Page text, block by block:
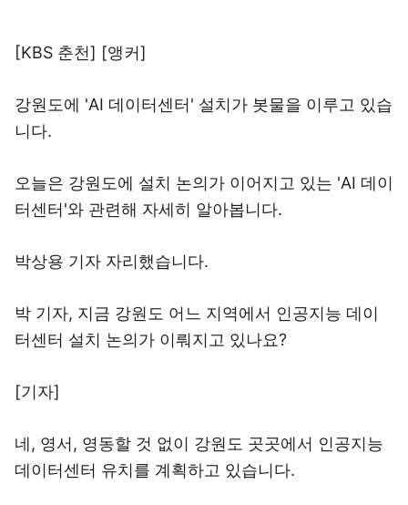
[KBS 춘천] [앵커]
강원도에 'AI 데이터센터' 설치가 봇물을 이루고 있습
니다.
오늘은 강원도에 설치 논의가 이어지고 있는 'AI 데이
터센터'와 관련해 자세히 알아봅니다.
박상용 기자 자리했습니다.
박 기자, 지금 강원도 어느 지역에서 인공지능 데이
터센터 설치 논의가 이뤄지고 있나요?
[기자]
네, 영서, 영동할 것 없이 강원도 곳곳에서 인공지능
데이터센터 유치를 계획하고 있습니다.